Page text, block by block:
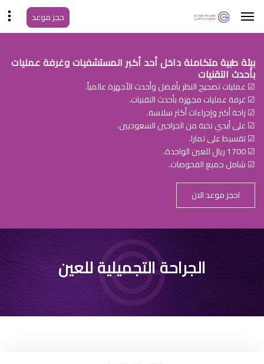
حجز موعد
بيئة طبية متكاملة داخل أحد أكبر المستشفيات وغرفة عمليات
بأحدث التقنيات
☑ عمليات تصحيح النظر بأفضل وأحدث الأجهزة عالمياً.
☑ غرفة عمليات مجهزة بأحدث التقنيات.
☑ راحة أكبر وإجراءات أكثر سلاسة.
☑ على أيدي نخبة من الجراحين السعوديين.
☑ تقسيط على تمارا.
☑ 1700 ريال للعين الواحدة.
☑ شامل جميع الفحوصات.
احجز موعد الان
الجراحة التجميلية للعين